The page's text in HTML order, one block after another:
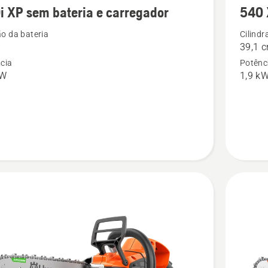
XP sem bateria e carregador
da bateria
mais
detalhes
sobre
540
Mark
540
39,1
1,9